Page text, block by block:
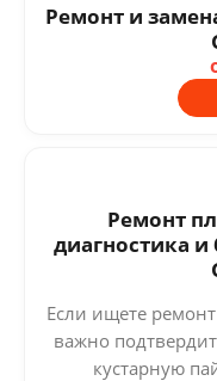
Ремонт и
Ремонт
диагностика и
Если ищете ремонт
важно
кустарную